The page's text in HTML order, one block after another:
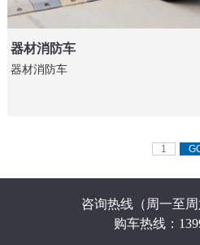
器材消防车
器材消防车
咨询热线（周一至周
购车热线：